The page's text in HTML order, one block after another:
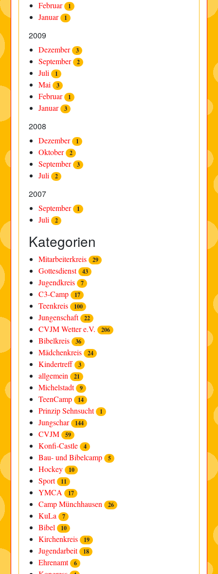
Februar 1
Januar 1
2009
Dezember 3
September 2
Juli 1
Mai 3
Februar 1
Januar 3
2008
Dezember 1
Oktober 2
September 3
Juli 2
2007
September 1
Juli 2
Kategorien
Mitarbeiterkreis 29
Gottesdienst 43
Jugendkreis 7
C3-Camp 17
Teenkreis 100
Jungenschaft 22
CVJM Wetter e.V. 206
Bibelkreis 36
Mädchenkreis 24
Kindertreff 3
allgemein 21
Michelstadt 9
TeenCamp 14
Prinzip Sehnsucht 1
Jungschar 144
CVJM 59
Konfi-Castle 4
Bau- und Bibelcamp 5
Hockey 10
Sport 11
YMCA 17
Camp Münchhausen 26
KuLa 7
Bibel 10
Kirchenkreis 19
Jugendarbeit 18
Ehrenamt 6